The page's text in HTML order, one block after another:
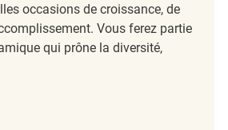
occasions de croissance, de
Vous ferez partie
qui prône la diversité,
Customer Service Associate II (Kendale